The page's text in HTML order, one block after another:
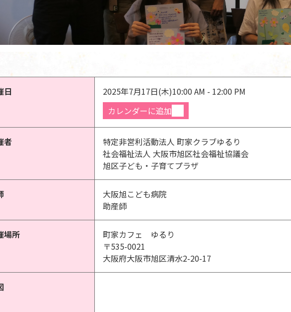
日 2025年7月17日(木)10:00 AM - 12:00 PM
カレンダーに追加
者
特定非営利活動法人 町家クラブゆるり
社会福祉法人 大阪市旭区社会福祉協議会
旭区子ども・子育てプラザ
大阪旭こども病院
助産師
場所
町家カフェ ゆるり
〒535-0021
大阪府大阪市旭区清水2-20-17